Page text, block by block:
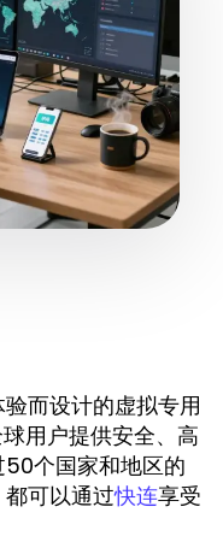
而设计的虚拟专用
用户提供安全、高
个国家和地区的
可以通过快连享受